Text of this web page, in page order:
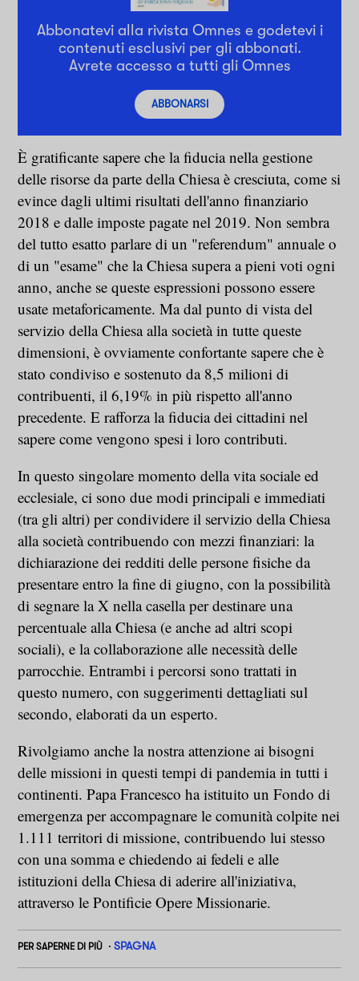
Abbonatevi alla rivista Omnes e godetevi i
contenuti esclusivi per gli abbonati.
Avrete accesso a tutti gli Omnes
ABBONARSI
È gratificante sapere che la fiducia nella gestione
delle risorse da parte della Chiesa è cresciuta, come si
evince dagli ultimi risultati dell'anno finanziario
2018 e dalle imposte pagate nel 2019. Non sembra
del tutto esatto parlare di un "referendum" annuale o
di un "esame" che la Chiesa supera a pieni voti ogni
anno, anche se queste espressioni possono essere
usate metaforicamente. Ma dal punto di vista del
servizio della Chiesa alla società in tutte queste
dimensioni, è ovviamente confortante sapere che è
stato condiviso e sostenuto da 8,5 milioni di
contribuenti, il 6,19% in più rispetto all'anno
precedente. E rafforza la fiducia dei cittadini nel
sapere come vengono spesi i loro contributi.
In questo singolare momento della vita sociale ed
ecclesiale, ci sono due modi principali e immediati
(tra gli altri) per condividere il servizio della Chiesa
alla società contribuendo con mezzi finanziari: la
dichiarazione dei redditi delle persone fisiche da
presentare entro la fine di giugno, con la possibilità
di segnare la X nella casella per destinare una
percentuale alla Chiesa (e anche ad altri scopi
sociali), e la collaborazione alle necessità delle
parrocchie. Entrambi i percorsi sono trattati in
questo numero, con suggerimenti dettagliati sul
secondo, elaborati da un esperto.
Rivolgiamo anche la nostra attenzione ai bisogni
delle missioni in questi tempi di pandemia in tutti i
continenti. Papa Francesco ha istituito un Fondo di
emergenza per accompagnare le comunità colpite nei
1.111 territori di missione, contribuendo lui stesso
con una somma e chiedendo ai fedeli e alle
istituzioni della Chiesa di aderire all'iniziativa,
attraverso le Pontificie Opere Missionarie.
PER SAPERNE DI PIÙ SPAGNA